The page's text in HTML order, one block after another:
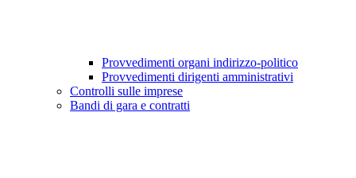
Provvedimenti organi indirizzo-politico
Provvedimenti dirigenti amministrativi
Controlli sulle imprese
Bandi di gara e contratti